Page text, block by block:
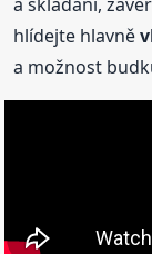
hlídejte hlavně
a možnost